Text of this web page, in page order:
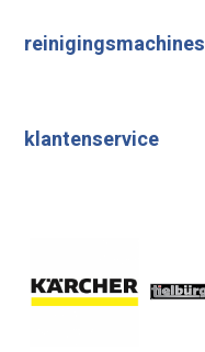
reinigingsmachines
klantenservice